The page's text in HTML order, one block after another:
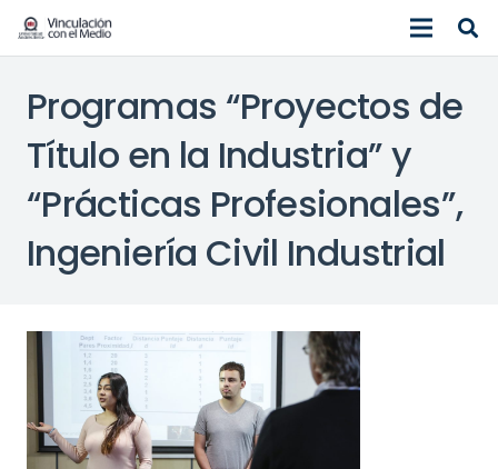
Programas “Proyectos de
Título en la Industria” y
“Prácticas Profesionales”,
Ingeniería Civil Industrial